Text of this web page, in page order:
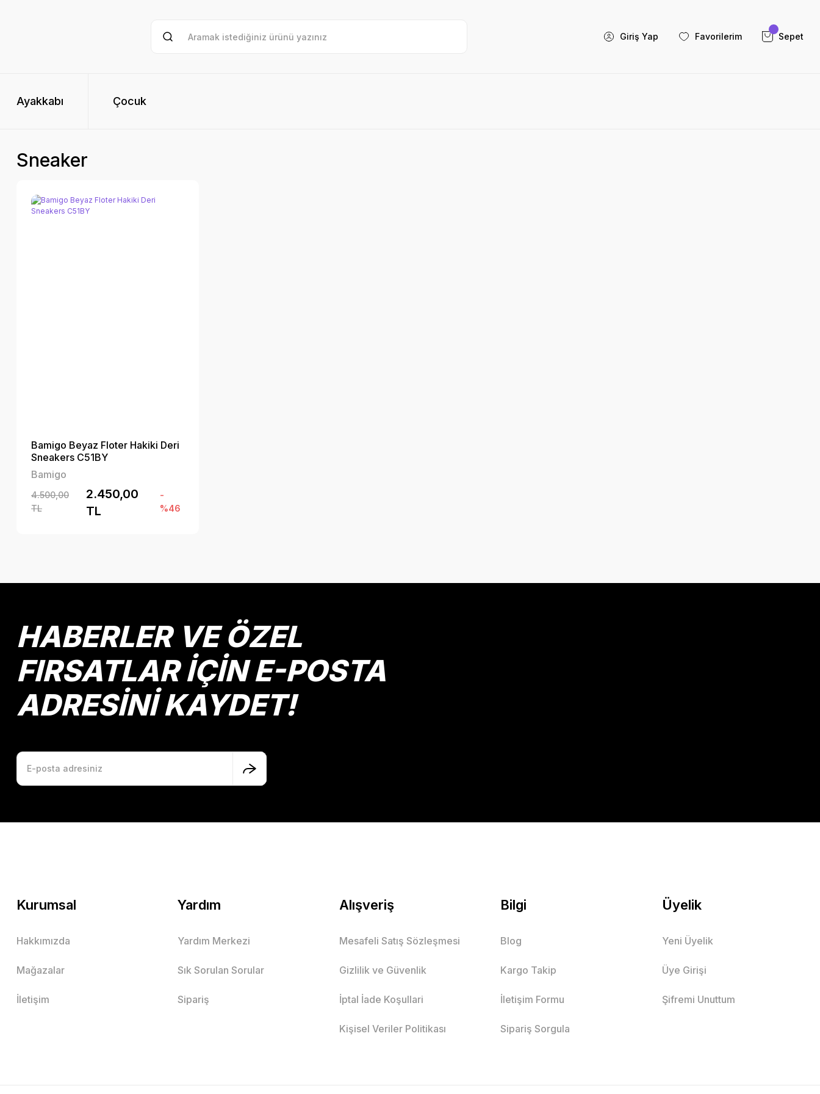
Giriş Yap Favorilerim Sepet
Ayakkabı Çocuk
Sneaker
Bamigo Beyaz Floter Hakiki Deri
Sneakers C51BY
Bamigo
4.500,00
TL
2.450,00
TL
-
%46
HABERLER VE ÖZEL
FIRSATLAR İÇİN E-POSTA
ADRESİNİ KAYDET!
Kurumsal
Hakkımızda
Mağazalar
İletişim
Yardım
Yardım Merkezi
Sık Sorulan Sorular
Sipariş
Alışveriş
Mesafeli Satış Sözleşmesi
Gizlilik ve Güvenlik
İptal İade Koşullari
Kişisel Veriler Politikası
Bilgi
Blog
Kargo Takip
İletişim Formu
Sipariş Sorgula
Üyelik
Yeni Üyelik
Üye Girişi
Şifremi Unuttum